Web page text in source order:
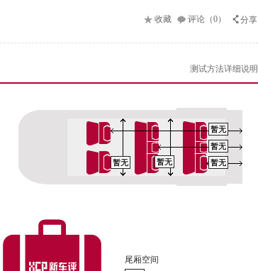
收藏 评论（0） 分享
测试方法详细说明
暂无
暂无
暂无
暂无
暂无
尾厢空间